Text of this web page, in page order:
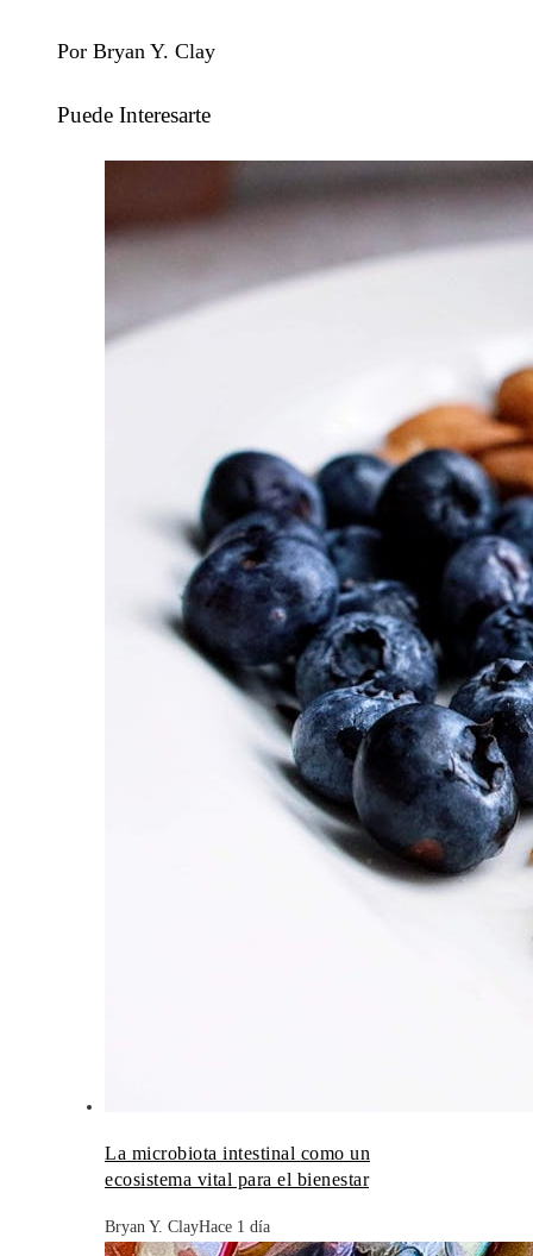
Por Bryan Y. Clay
Puede Interesarte
La microbiota intestinal como un
ecosistema vital para el bienestar
Bryan Y. ClayHace 1 día